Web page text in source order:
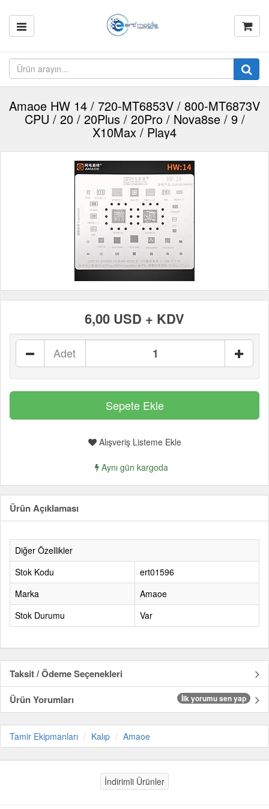
Amaoe HW 14 / 720-MT6853V / 800-MT6873V
CPU / 20 / 20Plus / 20Pro / Nova8se / 9 /
X10Max / Play4
6,00 USD + KDV
Adet
Alışveriş Listeme Ekle
Aynı gün kargoda
Ürün Açıklaması
Diğer Özellikler
Stok Kodu
ert01596
Marka
Amaoe
Stok Durumu
Var
Taksit / Ödeme Seçenekleri
Ürün Yorumları
İlk yorumu sen yap
Tamir Ekipmanları Kalıp Amaoe
İndirimli Ürünler